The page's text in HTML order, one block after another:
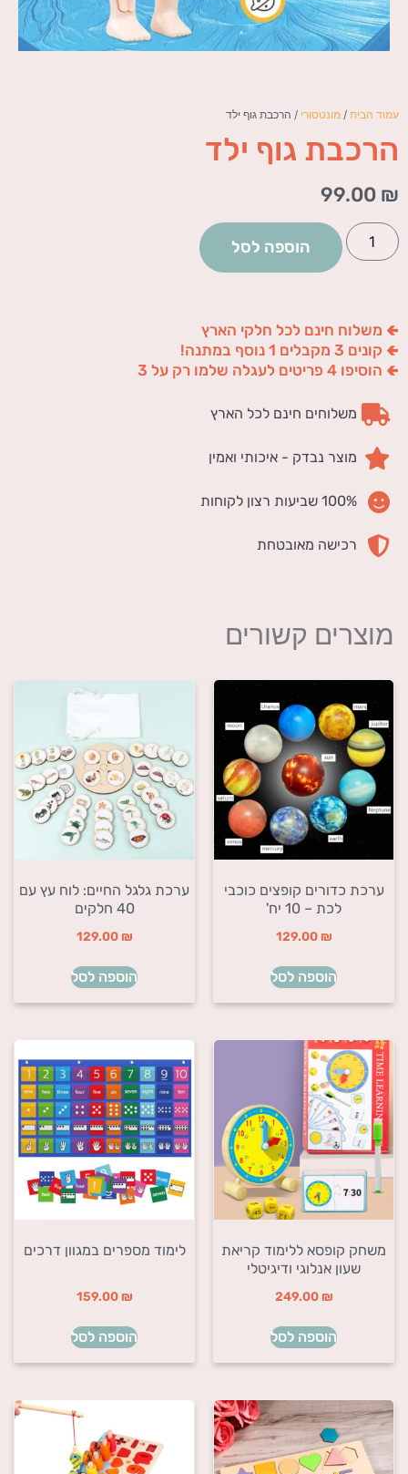
עמוד הבית / מונטסורי / הרכבת גוף ילד
הרכבת גוף ילד
99.00 ₪
הוספה לסל
🢀 משלוח חינם לכל חלקי הארץ
🢀 קונים 3 מקבלים 1 נוסף במתנה!
🢀 הוסיפו 4 פריטים לעגלה שלמו רק על 3
משלוחים חינם לכל הארץ
מוצר נבדק - איכותי ואמין
100% שביעות רצון לקוחות
רכישה מאובטחת
מוצרים קשורים
ערכת כדורים קופצים כוכבי
לכת – 10 יח'
129.00 ₪
הוספה לסל
ערכת גלגל החיים: לוח עץ עם
40 חלקים
129.00 ₪
הוספה לסל
משחק קופסא ללימוד קריאת
שעון אנלוגי ודיגיטלי
249.00 ₪
הוספה לסל
לימוד מספרים במגוון דרכים
159.00 ₪
הוספה לסל